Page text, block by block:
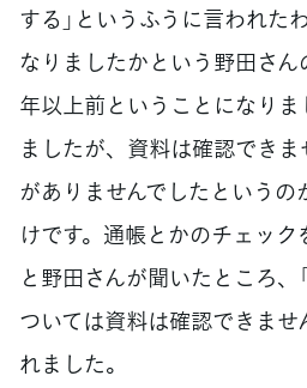
する」というふうに言われた
なりましたかという野田さん
年以上前ということになり
ましたが、資料は確認できま
がありませんでしたという
けです。通帳とかのチェッ
と野田さんが聞いたところ、
ついては資料は確認できませ
れました。